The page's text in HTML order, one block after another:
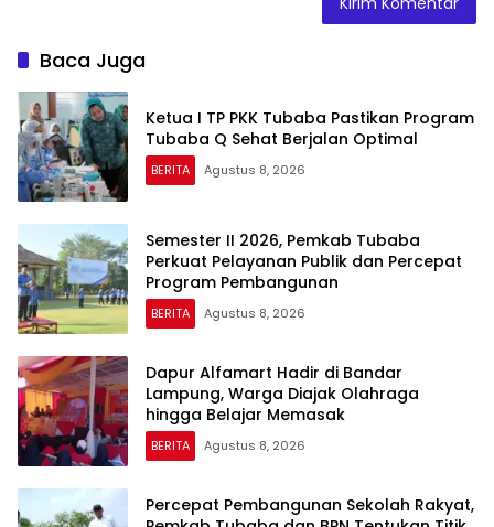
Baca Juga
Ketua I TP PKK Tubaba Pastikan Program
Tubaba Q Sehat Berjalan Optimal
BERITA Agustus 8, 2026
Semester II 2026, Pemkab Tubaba
Perkuat Pelayanan Publik dan Percepat
Program Pembangunan
BERITA Agustus 8, 2026
Dapur Alfamart Hadir di Bandar
Lampung, Warga Diajak Olahraga
hingga Belajar Memasak
BERITA Agustus 8, 2026
Percepat Pembangunan Sekolah Rakyat,